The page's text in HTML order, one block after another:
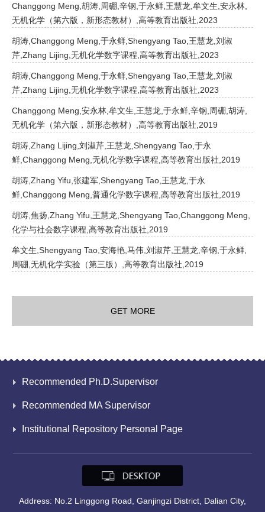
Changgong Meng,胡涛,周硼,辛钢,于永鲜,王慧龙,牟文生,安永林,
无机化学（第六版，新形态教材）,高等教育出版社,2023
胡涛,Changgong Meng,于永鲜,Shengyang Tao,王慧龙,刘淑
芹,Zhang Lijing,无机化学数字课程,高等教育出版社,2023
胡涛,Changgong Meng,于永鲜,Shengyang Tao,王慧龙,刘淑
芹,Zhang Lijing,无机化学数字课程,高等教育出版社,2023
Changgong Meng,安永林,牟文生,王慧龙,于永鲜,辛钢,周硼,胡涛,
无机化学（第六版，新形态教材）,高等教育出版社,2019
胡涛,Zhang Lijing,刘淑芹,王慧龙,Shengyang Tao,于永
鲜,Changgong Meng,无机化学数字课程,高等教育出版社,2019
胡涛,Zhang Yifu,张建军,Shengyang Tao,王慧龙,于永
鲜,Changgong Meng,普通化学数字课程,高等教育出版社,2019
胡涛,焦扬,Zhang Yifu,王慧龙,Shengyang Tao,Changgong Meng,
化学与社会数字课程,高等教育出版社,2019
牟文生,Shengyang Tao,安海艳,马伟,刘淑芹,王慧龙,辛钢,于永鲜,
周硼,无机化学实验（第三版）,高等教育出版社,2019
GET MORE
Recommended Ph.D.Supervisor
Recommended MA Supervisor
Institutional Repository Personal Page
Address: No.2 Linggong Road, Ganjingzi District, Dalian City,